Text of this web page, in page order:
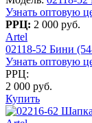
Узнать оптовую
РРЦ: 2 000 руб.
Artel
02118-52 Бини
Узнать оптовую
РРЦ:
2 000 руб.
Купить